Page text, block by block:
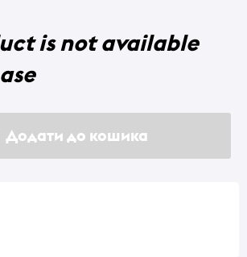
is not available
Додати до кошика